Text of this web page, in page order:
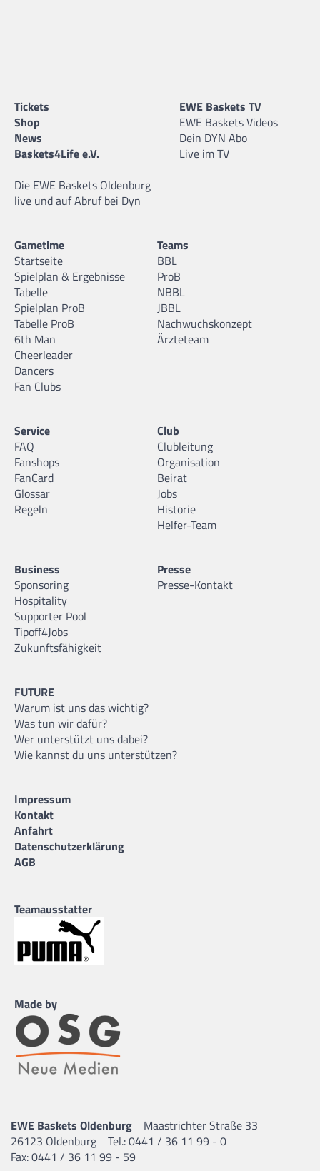
Tickets
Shop
News
Baskets4Life e.V.
Die EWE Baskets Oldenburg
live und auf Abruf bei Dyn
EWE Baskets TV
EWE Baskets Videos
Dein DYN Abo
Live im TV
Gametime
Startseite
Spielplan & Ergebnisse
Tabelle
Spielplan ProB
Tabelle ProB
6th Man
Cheerleader
Dancers
Fan Clubs
Teams
BBL
ProB
NBBL
JBBL
Nachwuchskonzept
Ärzteteam
Service
FAQ
Fanshops
FanCard
Glossar
Regeln
Club
Clubleitung
Organisation
Beirat
Jobs
Historie
Helfer-Team
Business
Sponsoring
Hospitality
Supporter Pool
Tipoff4Jobs
Zukunftsfähigkeit
Presse
Presse-Kontakt
FUTURE
Warum ist uns das wichtig?
Was tun wir dafür?
Wer unterstützt uns dabei?
Wie kannst du uns unterstützen?
Impressum
Kontakt
Anfahrt
Datenschutzerklärung
AGB
Teamausstatter
Made by
EWE Baskets Oldenburg
Maastrichter Straße 33
26123 Oldenburg
Tel.: 0441 / 36 11 99 - 0
Fax: 0441 / 36 11 99 - 59